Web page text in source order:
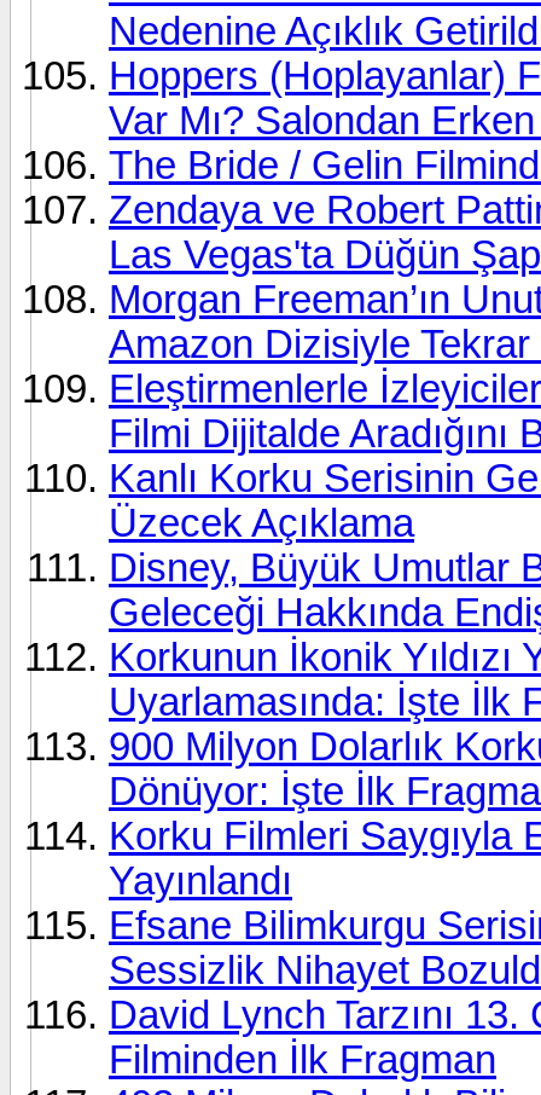
Nedenine Açıklık
Hoppers (Hoplayanlar)
Var Mı? Salondan Erken
The Bride / Gelin
Zendaya ve Robert
Las Vegas'ta Düğün
Morgan Freeman’ın
Amazon Dizisiyle
Eleştirmenlerle
Filmi Dijitalde Aradığını
Kanlı Korku Serisinin
Üzecek Açıklama
Disney, Büyük Umutlar
Geleceği Hakkında
Korkunun İkonik Yıldızı
Uyarlamasında: İşte İlk
900 Milyon Dolarlık
Dönüyor: İşte İlk
Korku Filmleri Saygıyla
Yayınlandı
Efsane Bilimkurgu
Sessizlik Nihayet
David Lynch Tarzını
Filminden İlk Fragman